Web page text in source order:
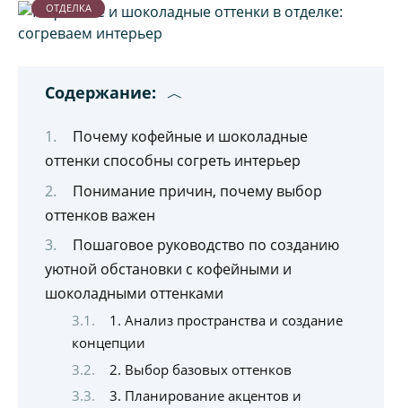
ОТДЕЛКА
Содержание:
Почему кофейные и шоколадные
оттенки способны согреть интерьер
Понимание причин, почему выбор
оттенков важен
Пошаговое руководство по созданию
уютной обстановки с кофейными и
шоколадными оттенками
1. Анализ пространства и создание
концепции
2. Выбор базовых оттенков
3. Планирование акцентов и